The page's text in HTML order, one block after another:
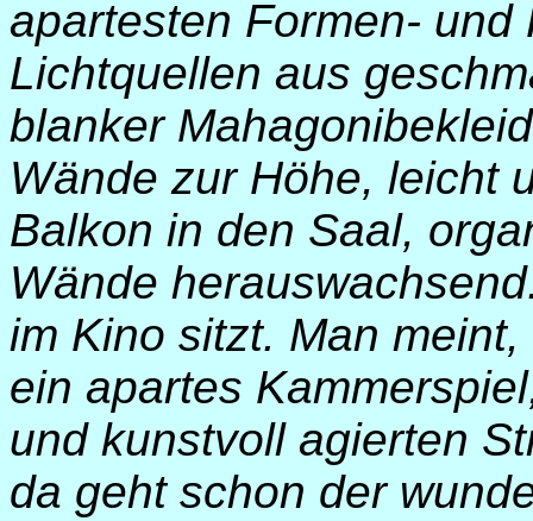
apartesten Formen-
Lichtquellen aus
blanker
Wände zur Höhe, leicht
Balkon in den Saal,
Wände
im Kino sitzt. Man
ein apartes
und kunstvoll agierten
da geht schon der